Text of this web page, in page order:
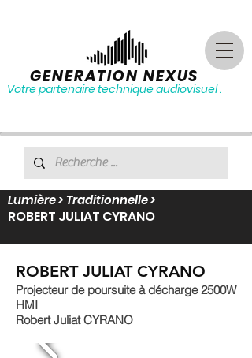
Votre partenaire technique audiovisuel .
GENERATION NEXUS
Lumière > Traditionnelle >
ROBERT JULIAT CYRANO
ROBERT JULIAT CYRANO
Projecteur de poursuite à décharge 2500W
HMI
Robert Juliat CYRANO